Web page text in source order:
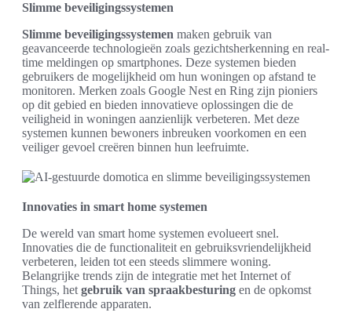
Slimme beveiligingssystemen
Slimme beveiligingssystemen maken gebruik van
geavanceerde technologieën zoals gezichtsherkenning en real-
time meldingen op smartphones. Deze systemen bieden
gebruikers de mogelijkheid om hun woningen op afstand te
monitoren. Merken zoals Google Nest en Ring zijn pioniers
op dit gebied en bieden innovatieve oplossingen die de
veiligheid in woningen aanzienlijk verbeteren. Met deze
systemen kunnen bewoners inbreuken voorkomen en een
veiliger gevoel creëren binnen hun leefruimte.
Innovaties in smart home systemen
De wereld van smart home systemen evolueert snel.
Innovaties die de functionaliteit en gebruiksvriendelijkheid
verbeteren, leiden tot een steeds slimmere woning.
Belangrijke trends zijn de integratie met het Internet of
Things, het gebruik van spraakbesturing en de opkomst
van zelflerende apparaten.